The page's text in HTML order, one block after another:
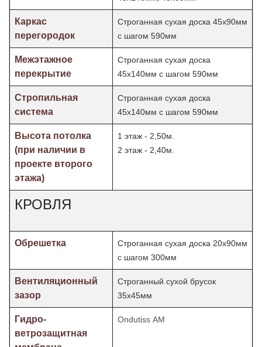
Каркас
перегородок
Строганная сухая доска 45х90мм
с шагом 590мм
Межэтажное
перекрытие
Строганная сухая доска
45х140мм с шагом 590мм
Стропильная
система
Строганная сухая доска
45х140мм с шагом 590мм
Высота потолка
(при наличии в
проекте второго
этажа)
1 этаж - 2,50м.
2 этаж - 2,40м.
КРОВЛЯ
Обрешетка
Строганная сухая доска 20х90мм
с шагом 300мм
Вентиляционный
зазор
Строганный сухой брусок
35х45мм
Гидро-
ветрозащитная
Ondutiss АМ